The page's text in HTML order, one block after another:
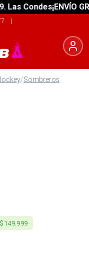
Condes¡ENVÍO
|
/Sombreros